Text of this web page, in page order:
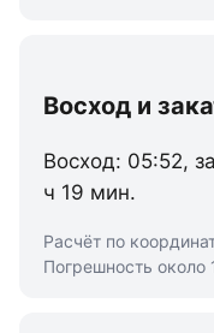
Восход и
Восход: 05:52,
ч 19 мин.
Расчёт по
Погрешность около